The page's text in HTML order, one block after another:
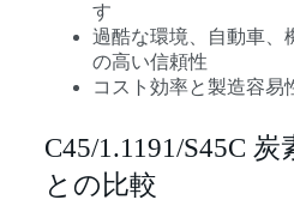
す
過酷な環境、自動車、
の高い信頼性
コスト効率と製造容易
C45/1.1191/S45C
との比較